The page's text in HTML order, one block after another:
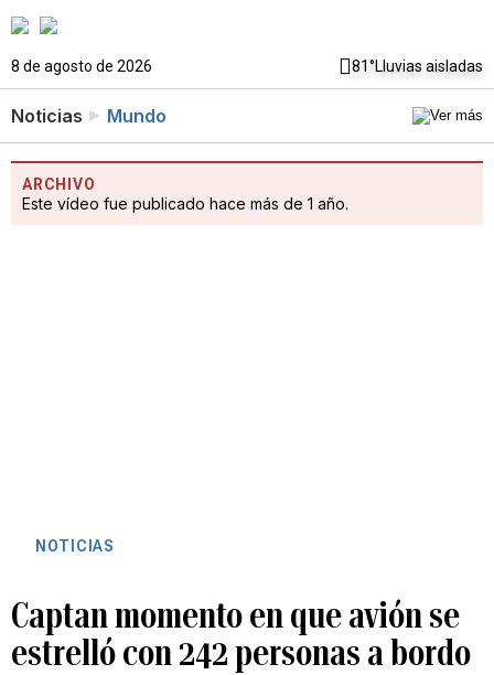
8 de agosto de 2026 81°Lluvias aisladas
Noticias Mundo
ARCHIVO
Este vídeo fue publicado hace más de 1 año.
NOTICIAS
Captan momento en que avión se
estrelló con 242 personas a bordo